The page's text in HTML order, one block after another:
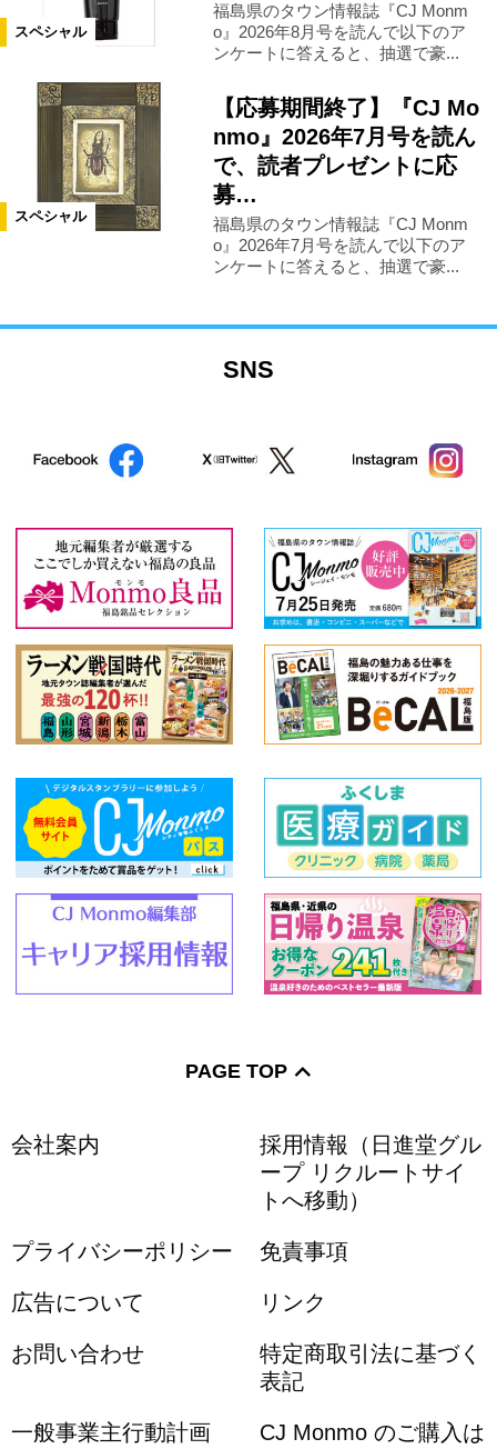
スペシャル
福島県のタウン情報誌『CJ Monm
o』2026年8月号を読んで以下のア
ンケートに答えると、抽選で豪...
スペシャル
【応募期間終了】『CJ Mo
nmo』2026年7月号を読ん
で、読者プレゼントに応
募…
福島県のタウン情報誌『CJ Monm
o』2026年7月号を読んで以下のア
ンケートに答えると、抽選で豪...
SNS
PAGE TOP
会社案内
採用情報（日進堂グル
ープ リクルートサイ
トへ移動）
プライバシーポリシー 免責事項
広告について リンク
お問い合わせ
特定商取引法に基づく
表記
一般事業主行動計画
CJ Monmo のご購入は